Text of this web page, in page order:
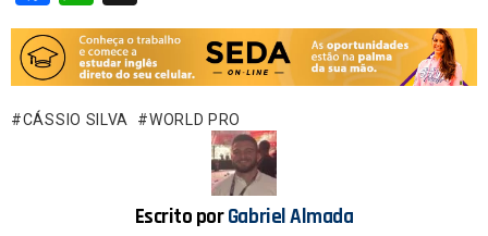
a
ce
b
o
h
at
s
A
CÁSSIO SILVA WORLD PRO
Escrito porGabriel Almada